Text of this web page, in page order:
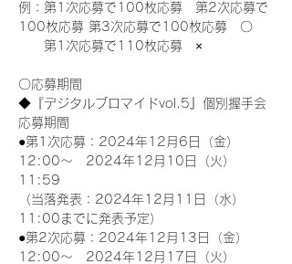
例：第1次応募で100枚応募　第2次応募で
100枚応募 第3次応募で100枚応募　〇
第1次応募で110枚応募　×
〇応募期間
◆『デジタルブロマイドvol.5』個別握手会
応募期間
●第1次応募：2024年12月6日（金）
12:00～　2024年12月10日（火）
11:59
（当落発表：2024年12月11日（水）
11:00までに発表予定）
●第2次応募：2024年12月13日（金）
12:00～　2024年12月17日（火）